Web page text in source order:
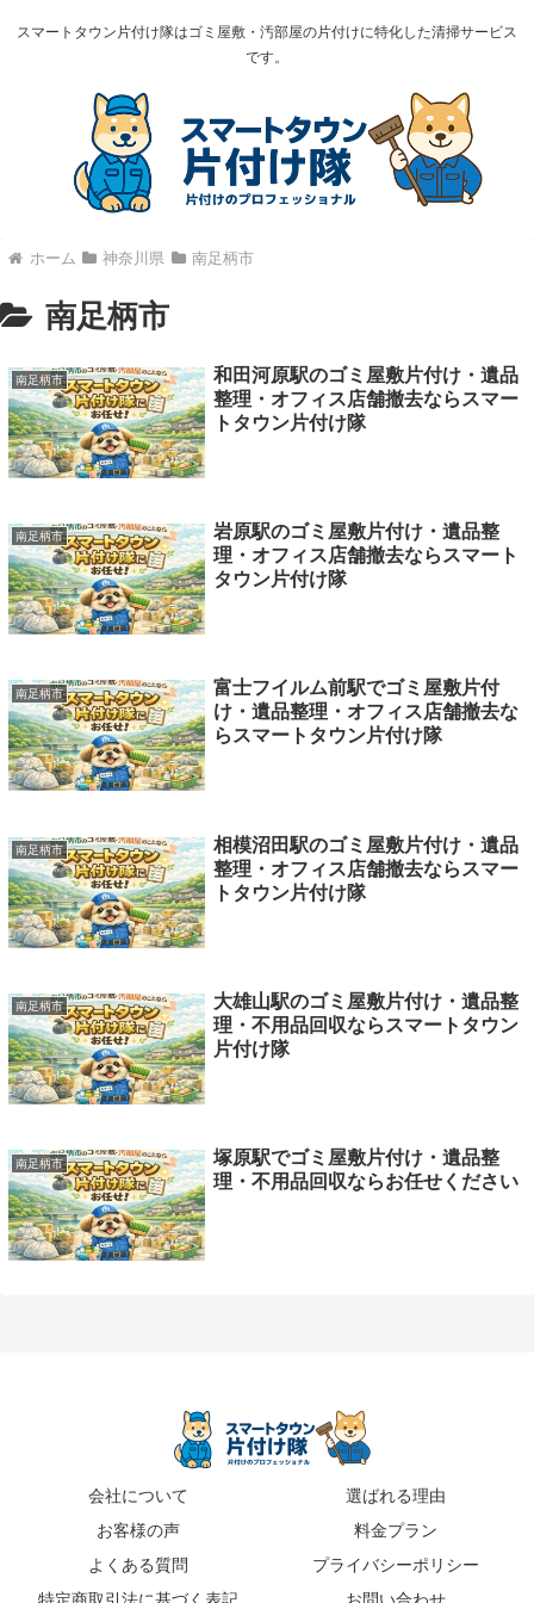
スマートタウン片付け隊はゴミ屋敷・汚部屋の片付けに特化した清掃サービス
です。
ホーム 神奈川県 南足柄市
南足柄市
南足柄市
和田河原駅のゴミ屋敷片付け・遺品
整理・オフィス店舗撤去ならスマー
トタウン片付け隊
南足柄市
岩原駅のゴミ屋敷片付け・遺品整
理・オフィス店舗撤去ならスマート
タウン片付け隊
南足柄市
富士フイルム前駅でゴミ屋敷片付
け・遺品整理・オフィス店舗撤去な
らスマートタウン片付け隊
南足柄市
相模沼田駅のゴミ屋敷片付け・遺品
整理・オフィス店舗撤去ならスマー
トタウン片付け隊
南足柄市
大雄山駅のゴミ屋敷片付け・遺品整
理・不用品回収ならスマートタウン
片付け隊
南足柄市
塚原駅でゴミ屋敷片付け・遺品整
理・不用品回収ならお任せください
会社について
選ばれる理由
お客様の声
料金プラン
よくある質問
プライバシーポリシー